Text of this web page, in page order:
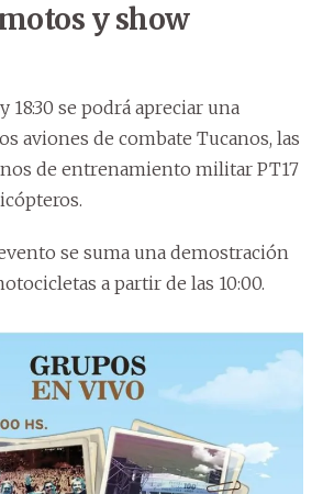
y show
18:30 se podrá apreciar una
aviones de combate Tucanos, las
de entrenamiento militar PT17
se suma una demostración
a partir de las 10:00.